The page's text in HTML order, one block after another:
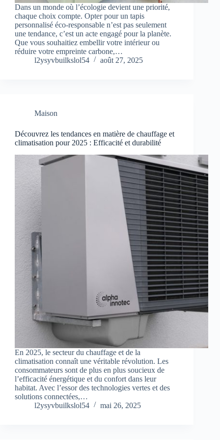
Dans un monde où l’écologie devient une priorité,
chaque choix compte. Opter pour un tapis
personnalisé éco-responsable n’est pas seulement
une tendance, c’est un acte engagé pour la planète.
Que vous souhaitiez embellir votre intérieur ou
réduire votre empreinte carbone,…
l2ysyvbuilkslol54
août 27, 2025
Maison
Découvrez les tendances en matière de chauffage et
climatisation pour 2025 : Efficacité et durabilité
En 2025, le secteur du chauffage et de la
climatisation connaît une véritable révolution. Les
consommateurs sont de plus en plus soucieux de
l’efficacité énergétique et du confort dans leur
habitat. Avec l’essor des technologies vertes et des
solutions connectées,…
l2ysyvbuilkslol54
mai 26, 2025